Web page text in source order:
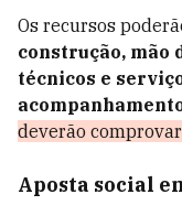
Os recursos
construção, mão
técnicos e
deverão
Aposta social